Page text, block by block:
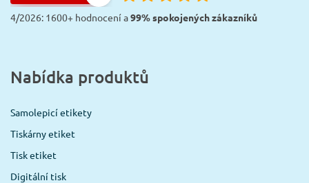
4/2026: 1600+ hodnocení a99% spokojených zákazníků
Nabídka produktů
Samolepicí etikety
Tiskárny etiket
Tisk etiket
Digitální tisk